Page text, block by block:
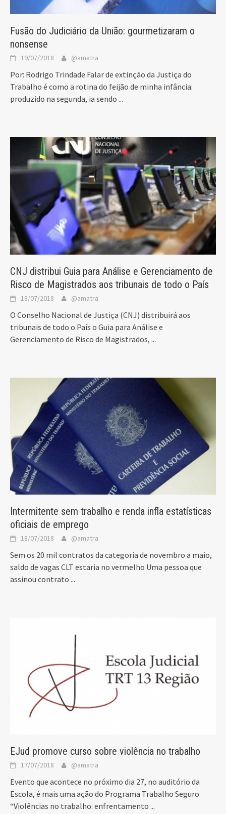
Fusão do Judiciário da União: gourmetizaram o
nonsense
19/07/2018 @amatra
Por: Rodrigo Trindade Falar de extinção da Justiça do
Trabalho é como a rotina do feijão de minha infância:
produzido na segunda, ia sendo ...
CNJ distribui Guia para Análise e Gerenciamento de
Risco de Magistrados aos tribunais de todo o País
18/07/2018 @amatra
O Conselho Nacional de Justiça (CNJ) distribuirá aos
tribunais de todo o País o Guia para Análise e
Gerenciamento de Risco de Magistrados, ...
Intermitente sem trabalho e renda infla estatísticas
oficiais de emprego
18/07/2018 @amatra
Sem os 20 mil contratos da categoria de novembro a maio,
saldo de vagas CLT estaria no vermelho Uma pessoa que
assinou contrato ...
EJud promove curso sobre violência no trabalho
17/07/2018 @amatra
Evento que acontece no próximo dia 27, no auditório da
Escola, é mais uma ação do Programa Trabalho Seguro
“Violências no trabalho: enfrentamento ...